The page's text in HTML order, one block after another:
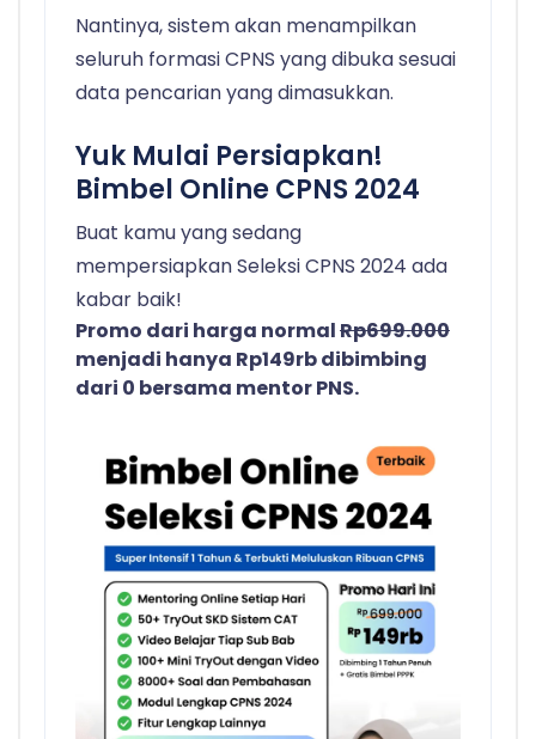
Nantinya, sistem akan menampilkan
seluruh formasi CPNS yang dibuka sesuai
data pencarian yang dimasukkan.
Yuk Mulai Persiapkan!
Bimbel Online CPNS 2024
Buat kamu yang sedang
mempersiapkan Seleksi CPNS 2024 ada
kabar baik!
Promo dari harga normalRp699.000
menjadi hanya Rp149rb dibimbing
dari 0 bersama mentor PNS.